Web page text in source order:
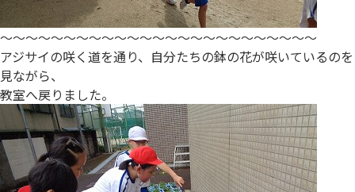
～～～～～～～～～～～～～～～～～～～～～～～～～
アジサイの咲く道を通り、自分たちの鉢の花が咲いているのを
見ながら、
教室へ戻りました。